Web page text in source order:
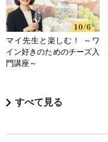
マイ先生と楽しむ！ ～ワ
イン好きのためのチーズ入
門講座～
すべて見る